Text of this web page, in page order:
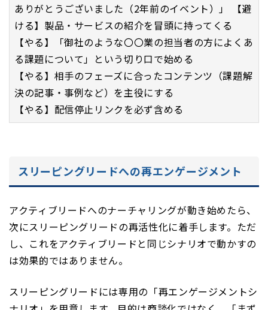
ありがとうございました（2年前のイベント）」 【避
ける】製品・サービスの紹介を冒頭に持ってくる
【やる】「御社のような〇〇業の担当者の方によくあ
る課題について」という切り口で始める
【やる】相手のフェーズに合ったコンテンツ（課題解
決の記事・事例など）を主役にする
【やる】配信停止リンクを必ず含める
スリーピングリードへの再エンゲージメント
アクティブリードへのナーチャリングが動き始めたら、
次にスリーピングリードの再活性化に着手します。ただ
し、これをアクティブリードと同じシナリオで動かすの
は効果的ではありません。
スリーピングリードには専用の「再エンゲージメントシ